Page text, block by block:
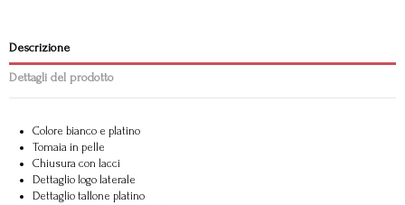
Descrizione
Dettagli del prodotto
Colore bianco e platino
Tomaia in pelle
Chiusura con lacci
Dettaglio logo laterale
Dettaglio tallone platino